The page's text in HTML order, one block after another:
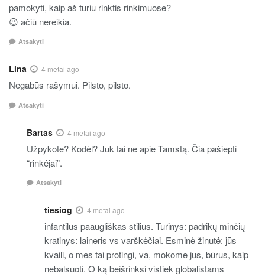
pamokyti, kaip aš turiu rinktis rinkimuose?
😉 ačiū nereikia.
Atsakyti
Lina 4 metai ago
Negabūs rašymui. Pilsto, pilsto.
Atsakyti
Bartas 4 metai ago
Užpykote? Kodėl? Juk tai ne apie Tamstą. Čia pašiepti
“rinkėjai”.
Atsakyti
tiesiog 4 metai ago
infantilus paaugliškas stilius. Turinys: padrikų minčių
kratinys: laineris vs varškėčiai. Esminė žinutė: jūs
kvaili, o mes tai protingi, va, mokome jus, būrus, kaip
nebalsuoti. O ką beišrinksi vistiek globalistams